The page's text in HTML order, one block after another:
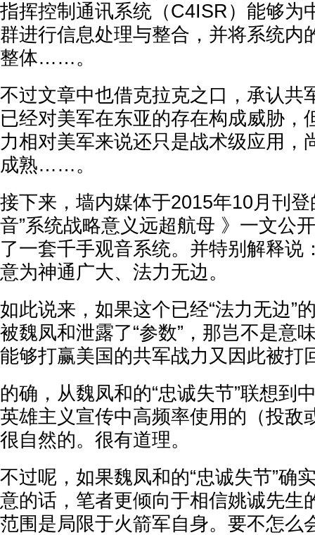
指挥控制通讯系统（C4ISR）能够为
群进行信息处理与整合，并将系统内
整体……。
不过文章中也借克拉克之口，承认共
已经对美军在东亚的存在构成威胁，
力相对美军来说还只是战术级应用，
成熟……。
接下来，墙内媒体于2015年10月刊登
音”系统战略意义远超航母 》一文公
了一套千手观音系统。并特别解释说
意为神通广大、法力无边。
如此说来，如果这个已经“法力无边”
被魏凤和泄露了“参数”，那岂不是意
能够打赢美国的共军战力又因此被打
的确，从魏凤和的“忠诚失节”联想到
英雄主义宣传中高频率使用的（投敌
很自然的。很有道理。
不过呢，如果魏凤和的“忠诚失节”确
意的话，笔者更倾向于相信姚诚先生
范围是局限于火箭军自身。要不怎么